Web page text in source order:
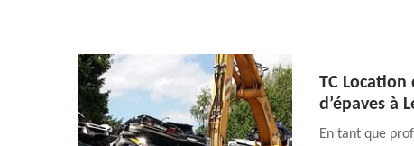
TC
d’épaves à
En tant que